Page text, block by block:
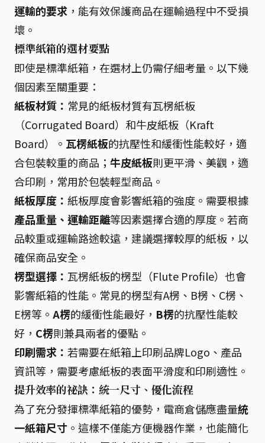
運輸的要求 ，能有效保護商品在運輸過程中不受損
壞。
標準紙箱的選材要點
即使是標準紙箱，在選材上仍需仔細考量。以下幾
個因素至關重要：
紙板材質： 常見的紙板材質有瓦楞紙板
（Corrugated Board）和牛皮紙板（Kraft
Board）。 瓦楞紙板的抗壓性和緩衝性能較好，適
合包裝較重的商品； 牛皮紙板則更平滑、美觀，適
合印刷，常用於包裝輕型商品。
紙板厚度： 紙板厚度會影響紙箱的強度。需要根據
產品重量、運輸距離等因素選擇合適的厚度。若商
品較重或運輸路途較遠，建議選擇較厚的紙板，以
確保商品安全。
楞型選擇： 瓦楞紙板的楞型（Flute Profile）也會
影響紙箱的性能。常見的楞型有A楞、B楞、C楞、
E楞等。 A楞的緩衝性能最好， B楞的抗壓性能較
好， C楞則兼具兩者的優點。
印刷需求： 若需要在紙箱上印刷品牌Logo、產品
資訊等，需要考慮紙板的表面平滑度和印刷適性。
提升效率的祕訣：統一尺寸、優化流程
為了充分發揮標準紙箱的優勢，電商倉儲應盡量統
一紙箱尺寸 。這樣不僅能方便機器作業，也能簡化